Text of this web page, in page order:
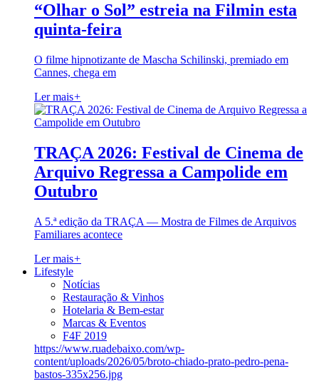
“Olhar o Sol” estreia na Filmin esta
quinta-feira
O filme hipnotizante de Mascha Schilinski, premiado em
Cannes, chega em
Ler mais+
TRAÇA 2026: Festival de Cinema de
Arquivo Regressa a Campolide em
Outubro
A 5.ª edição da TRAÇA — Mostra de Filmes de Arquivos
Familiares acontece
Ler mais+
Lifestyle
Notícias
Restauração & Vinhos
Hotelaria & Bem-estar
Marcas & Eventos
F4F 2019
https://www.ruadebaixo.com/wp-
content/uploads/2026/05/broto-chiado-prato-pedro-pena-
bastos-335x256.jpg